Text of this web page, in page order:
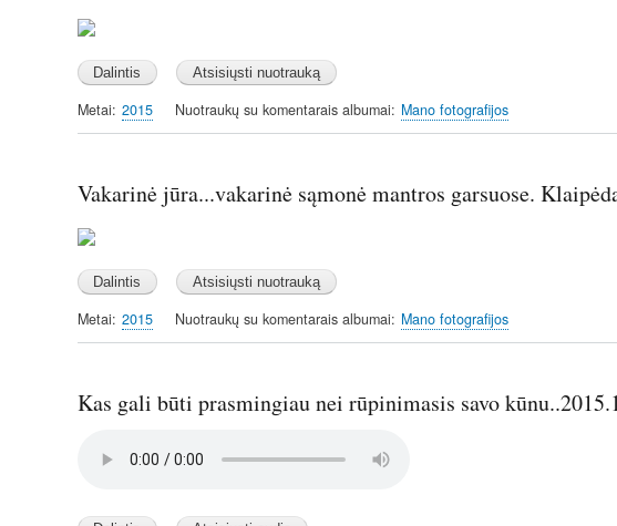
Image
Metai 2015 Nuotraukų su komentarais albumai Mano fotografijos
Vakarinė jūra...vakarinė sąmonė mantros garsuose.
Image
Metai 2015 Nuotraukų su komentarais albumai Mano fotografijos
Kas gali būti prasmingiau nei rūpinimasis savo